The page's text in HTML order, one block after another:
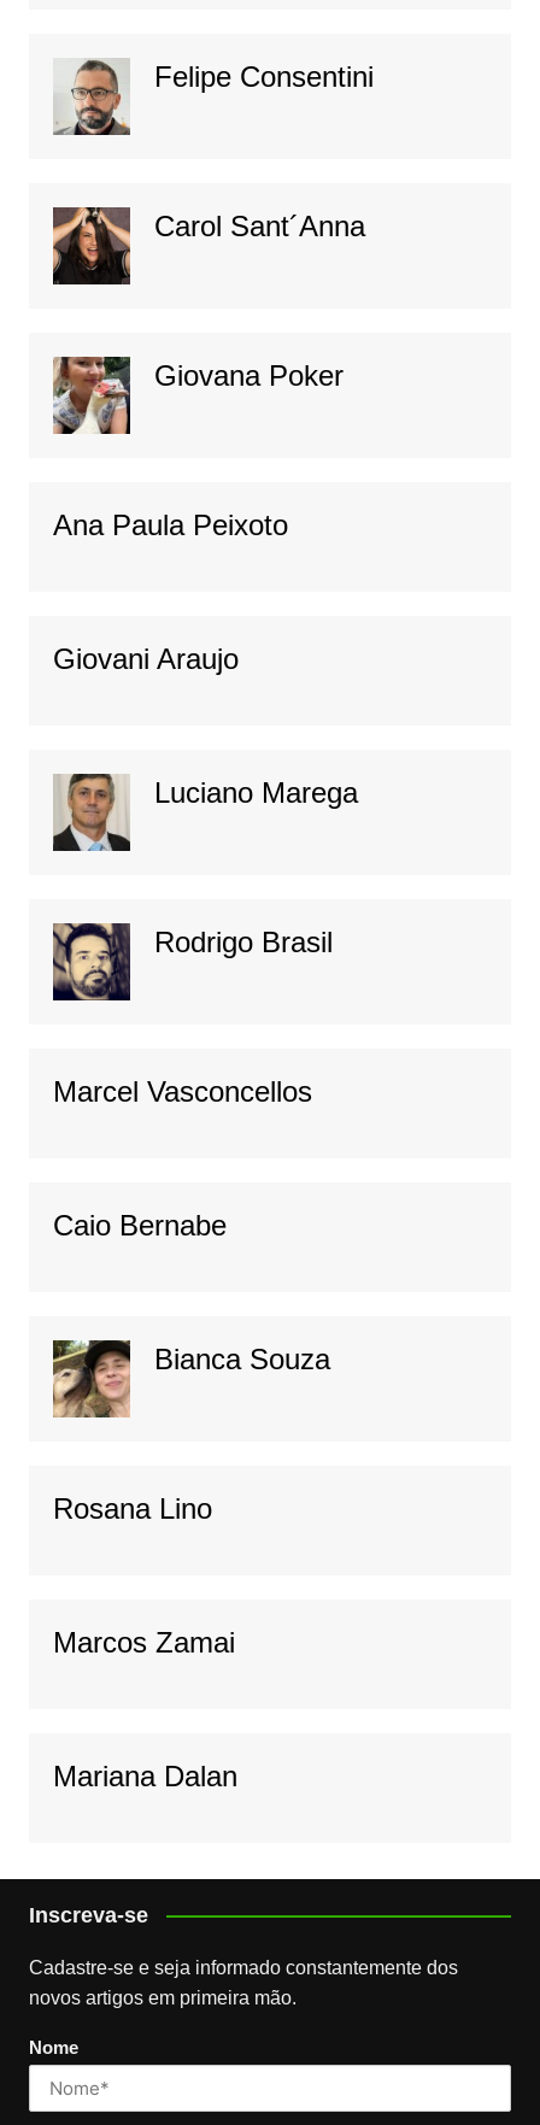
Felipe Consentini
Carol Sant´Anna
Giovana Poker
Ana Paula Peixoto
Giovani Araujo
Luciano Marega
Rodrigo Brasil
Marcel Vasconcellos
Caio Bernabe
Bianca Souza
Rosana Lino
Marcos Zamai
Mariana Dalan
Inscreva-se
Cadastre-se e seja informado constantemente dos
novos artigos em primeira mão.
Nome